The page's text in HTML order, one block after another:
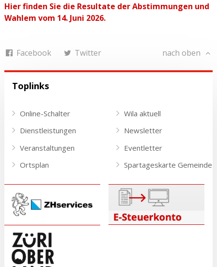
Hier finden Sie die Resultate der Abstimmungen und
Wahlem vom 14. Juni 2026.
Facebook Twitter nach oben
Toplinks
Online-Schalter
Dienstleistungen
Veranstaltungen
Ortsplan
Wila aktuell
Newsletter
Eventletter
Spartageskarte Gemeinde